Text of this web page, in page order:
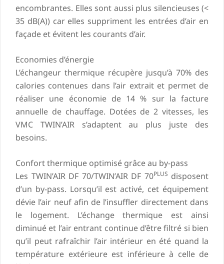
encombrantes. Elles sont aussi plus silencieuses (<
35 dB(A)) car elles suppriment les entrées d’air en
façade et évitent les courants d’air.
Economies d’énergie
L’échangeur thermique récupère jusqu’à 70% des
calories contenues dans l’air extrait et permet de
réaliser une économie de 14 % sur la facture
annuelle de chauffage. Dotées de 2 vitesses, les
VMC TWIN’AIR s’adaptent au plus juste des
besoins.
Confort thermique optimisé grâce au by-pass
Les TWIN’AIR DF 70/TWIN’AIR DF 70PLUS disposent
d’un by-pass. Lorsqu’il est activé, cet équipement
dévie l’air neuf afin de l’insuffler directement dans
le logement. L’échange thermique est ainsi
diminué et l’air entrant continue d’être filtré si bien
qu’il peut rafraîchir l’air intérieur en été quand la
température extérieure est inférieure à celle de